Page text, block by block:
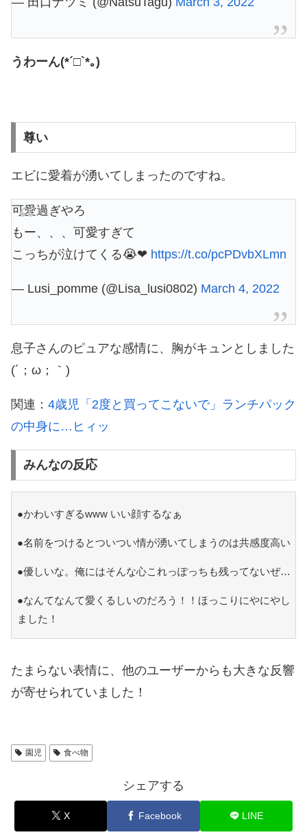
うわーん(*´□`*｡)
尊い
エビに愛着が湧いてしまったのですね。
可愛過ぎやろ
もー、、、可愛すぎて
こっちが泣けてくる😭❤︎ https://t.co/pcPDvbXLmn
— Lusi_pomme (@Lisa_lusi0802) March 4, 2022
息子さんのピュアな感情に、胸がキュンとしました
(´；ω；｀)
関連： 4歳児「2度と買ってこないで」ランチパック
の中身に…ヒィッ
みんなの反応
●かわいすぎるwww いい顔するなぁ
●名前をつけるとついつい情が湧いてしまうのは共感度高い
●優しいな。俺にはそんな心これっぽっちも残ってないぜ…
●なんてなんて愛くるしいのだろう！！ほっこりにやにやし
ました！
たまらない表情に、他のユーザーからも大きな反響
が寄せられていました！
園児 食べ物
シェアする
X Facebook LINE